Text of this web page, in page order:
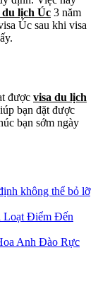
du lịch Úc 3 năm
Úc sau khi visa
được visa du lịch
bạn đặt được
bạn sớm ngày
không thể bỏ lỡ
Loạt Điểm Đến
Anh Đào Rực